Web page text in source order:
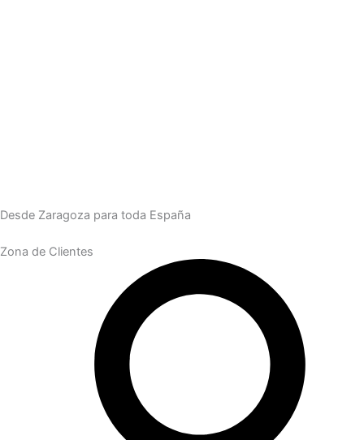
Desde Zaragoza para toda España
Zona de Clientes